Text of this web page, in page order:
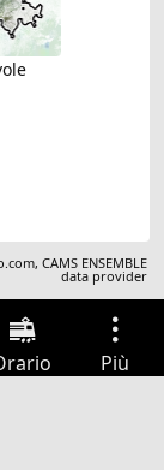
,CAMS ENSEMBLE
data provider
Più